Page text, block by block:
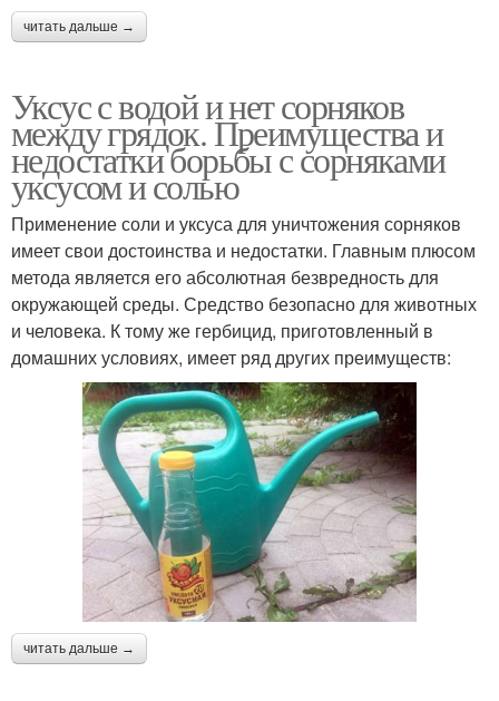
читать дальше →
Уксус с водой и нет сорняков
между грядок. Преимущества и
недостатки борьбы с сорняками
уксусом и солью
Применение соли и уксуса для уничтожения сорняков
имеет свои достоинства и недостатки. Главным плюсом
метода является его абсолютная безвредность для
окружающей среды. Средство безопасно для животных
и человека. К тому же гербицид, приготовленный в
домашних условиях, имеет ряд других преимуществ:
читать дальше →